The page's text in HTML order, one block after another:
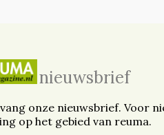
nieuwsbrief
onze nieuwsbrief. Voor
op het gebied van reuma.